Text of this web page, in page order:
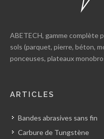
ABETECH, gamme complète
sols (parquet, pierre, béton,
ponceuses, plateaux
ARTICLES
Bandes abrasives sans fin
Carbure de Tungstène